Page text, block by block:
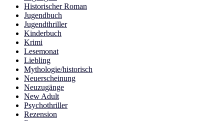
Historischer Roman
Jugendbuch
Jugendthriller
Kinderbuch
Krimi
Lesemonat
Liebling
Mythologie/historisch
Neuerscheinung
Neuzugänge
New Adult
Psychothriller
Rezension